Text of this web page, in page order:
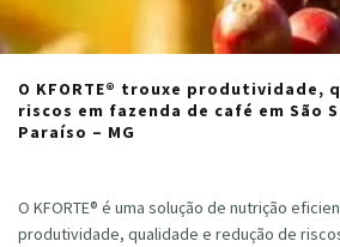
O KFORTE® trouxe produtividade,
riscos em fazenda de café em São
Paraíso – MG
O KFORTE® é uma solução de nutrição
produtividade, qualidade e redução de